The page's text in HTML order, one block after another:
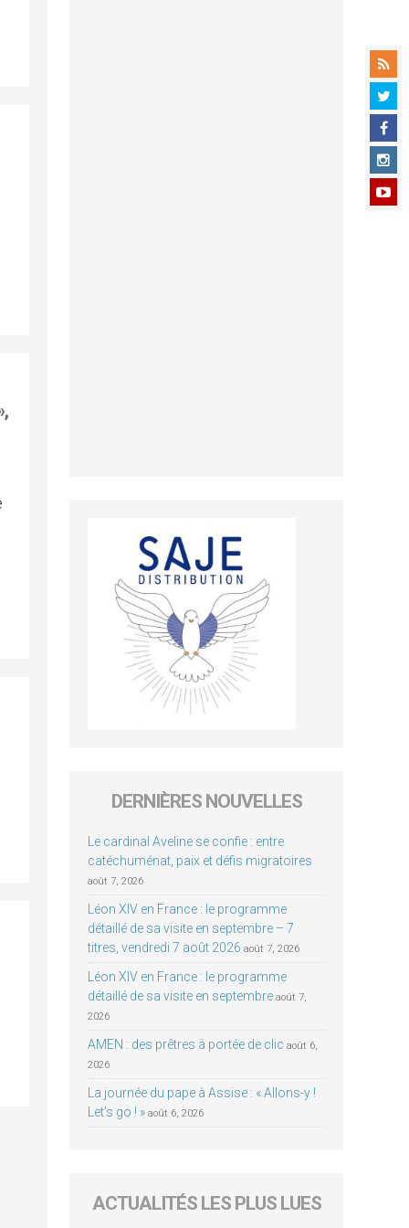
DERNIÈRES NOUVELLES
Le cardinal Aveline se confie : entre
catéchuménat, paix et défis migratoires
août 7, 2026
Léon XIV en France : le programme
détaillé de sa visite en septembre – 7
titres, vendredi 7 août 2026 août 7, 2026
Léon XIV en France : le programme
détaillé de sa visite en septembre août 7,
2026
AMEN : des prêtres à portée de clic août 6,
2026
La journée du pape à Assise : « Allons-y !
Let’s go ! » août 6, 2026
ACTUALITÉS LES PLUS LUES